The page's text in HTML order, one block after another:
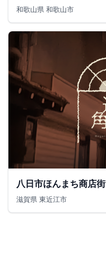
和歌山県 和歌山市
八日市ほんまち商店街
滋賀県 東近江市